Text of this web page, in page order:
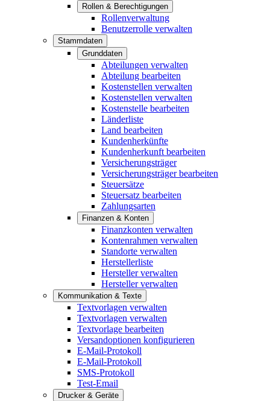
Rollen & Berechtigungen
Rollenverwaltung
Benutzerrolle verwalten
Stammdaten
Grunddaten
Abteilungen verwalten
Abteilung bearbeiten
Kostenstellen verwalten
Kostenstellen verwalten
Kostenstelle bearbeiten
Länderliste
Land bearbeiten
Kundenherkünfte
Kundenherkunft bearbeiten
Versicherungsträger
Versicherungsträger bearbeiten
Steuersätze
Steuersatz bearbeiten
Zahlungsarten
Finanzen & Konten
Finanzkonten verwalten
Kontenrahmen verwalten
Standorte verwalten
Herstellerliste
Hersteller verwalten
Hersteller verwalten
Kommunikation & Texte
Textvorlagen verwalten
Textvorlagen verwalten
Textvorlage bearbeiten
Versandoptionen konfigurieren
E-Mail-Protokoll
E-Mail-Protokoll
SMS-Protokoll
Test-Email
Drucker & Geräte